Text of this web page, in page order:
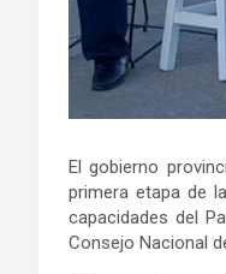
El gobierno
primera etapa de
capacidades del
Consejo Nacional